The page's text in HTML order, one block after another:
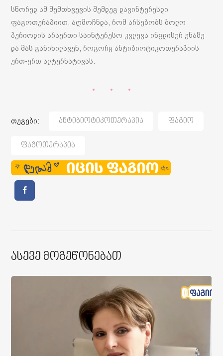
სწორედ ამ შემთხვევის შემდეგ დავინტერესდი
ფაგოთერაპიით, აღმოჩნდა, რომ არსებობს ბოლო
პერიოდის არაერთი საინტერესო კვლევა ინგლისურ ენაზე
და მას განიხილავენ, როგორც ანტიბიოტიკოთერაპიის
ერთ-ერთ ალტერნატივას.
თეგები: Ანტიბიოტიკოთერაპია Ფაგიო
Ფაგოთერაპია
Ასევე Მოგეწონებათ